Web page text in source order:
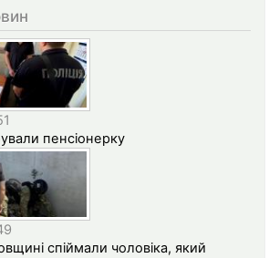
пенсіонерку
спіймали чоловіка, який